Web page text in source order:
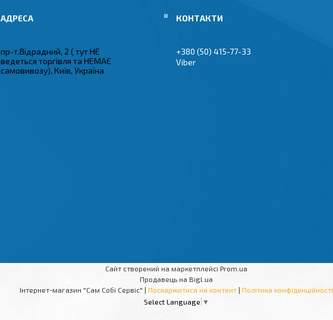
пр-т.Відрадний, 2 ( тут НЕ
ведеться торгівля та НЕМАЄ
самовивозу), Київ, Україна
+380 (50) 415-77-33
Viber
Сайт створений на маркетплейсі Prom.ua
Продавець на Bigl.ua
Інтернет-магазин "Сам Собі Сервіс" | Поскаржитися на контент | Політика конфіденційності
Select Language ▼